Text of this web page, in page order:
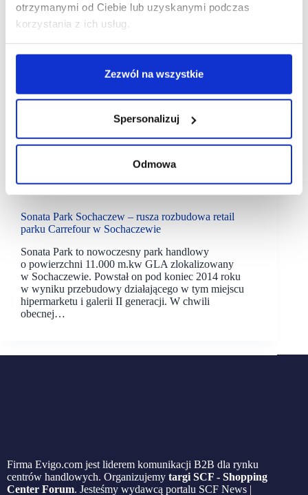
otrzymanymi od Ciebie lub uzyskanymi podczas
korzystania z ich usług.
Zezwól na wszystkie
Spersonalizuj
Odmowa
19/09/2022 Carrefour Sonata Park
Sonata Park Sochaczew – rusza rozbudowa retail
parku Carrefour w Sochaczewie
Sonata Park to nowoczesny park handlowy
o powierzchni 11.000 m.kw GLA zlokalizowany
w Sochaczewie. Powstał on pod koniec 2014 roku
w wyniku przebudowy działającego w tym miejscu
hipermarketu i galerii II generacji. W chwili
obecnej…
Firma Evigo.com jest liderem komunikacji B2B dla rynku
centrów handlowych. Organizujemy targi SCF - Shopping
Center Forum. Jesteśmy wydawcą portalu SCF News |